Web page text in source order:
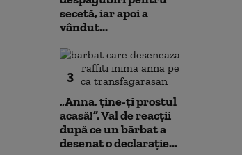
secetă, iar apoi a
vândut...
3
„Anna, ţine-ţi prostul
acasă!”. Val de reacții
după ce un bărbat a
desenat o declarație...